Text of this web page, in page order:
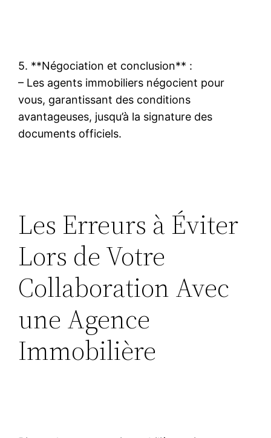
5. **Négociation et conclusion** :
– Les agents immobiliers négocient pour
vous, garantissant des conditions
avantageuses, jusqu’à la signature des
documents officiels.
Les Erreurs à Éviter
Lors de Votre
Collaboration Avec
une Agence
Immobilière